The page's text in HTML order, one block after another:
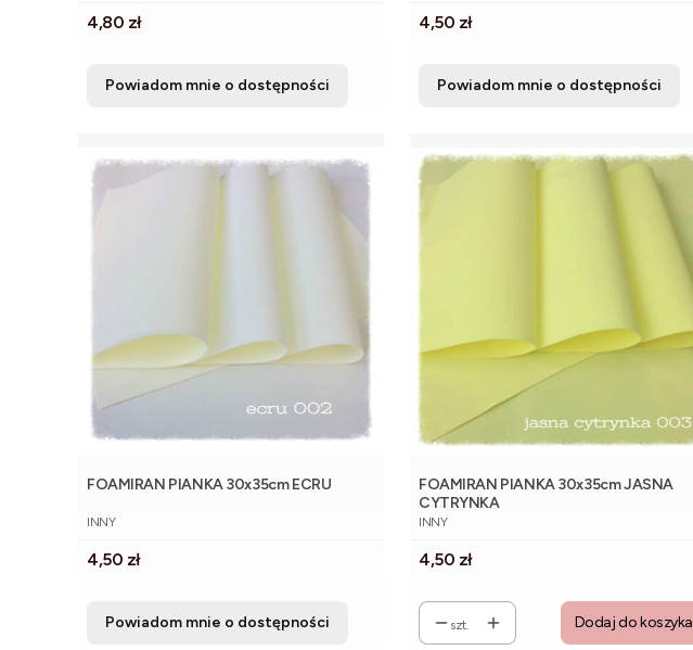
Cena
4,80 zł
Powiadom mnie o dostępności
Cena
4,50 zł
Powiadom mnie o dostępności
FOAMIRAN PIANKA 30x35cm ECRU
PRODUCENT
INNY
Cena
4,50 zł
Powiadom mnie o dostępności
FOAMIRAN PIANKA 30x35cm JASNA
CYTRYNKA
PRODUCENT
INNY
Cena
4,50 zł
szt. Dodaj do koszyka